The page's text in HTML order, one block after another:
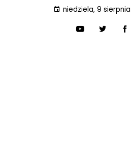
niedziela, 9 sierpnia